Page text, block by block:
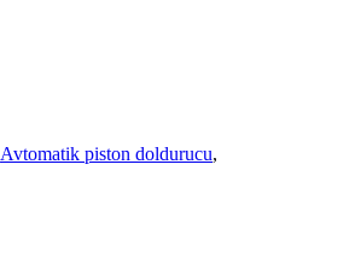
Avtomatik piston doldurucu,